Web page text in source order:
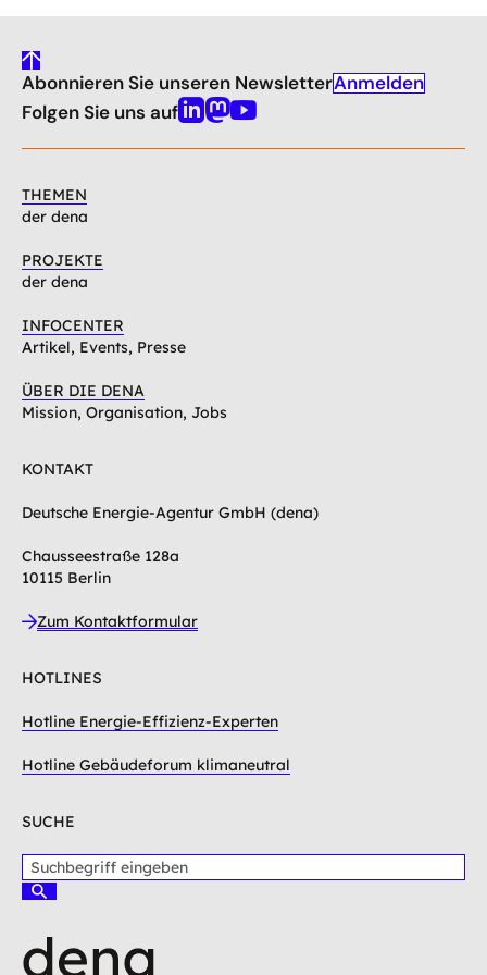
gehe
nach
oben
Abonnieren Sie unseren NewsletterAnmelden
Folgen Sie uns aufLinkedin
Mastodon
Youtube
THEMEN
der dena
PROJEKTE
der dena
INFOCENTER
Artikel, Events, Presse
ÜBER DIE DENA
Mission, Organisation, Jobs
KONTAKT
Deutsche Energie-Agentur GmbH (dena)
Chausseestraße 128a
10115 Berlin
Zum Kontaktformular
HOTLINES
Hotline Energie-Effizienz-Experten
Hotline Gebäudeforum klimaneutral
SUCHE
u
b
S
h
e